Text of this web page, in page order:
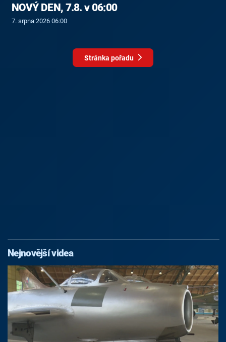
NOVÝ DEN, 7.8. v 06:00
7. srpna 2026 06:00
Stránka pořadu
Nejnovější videa